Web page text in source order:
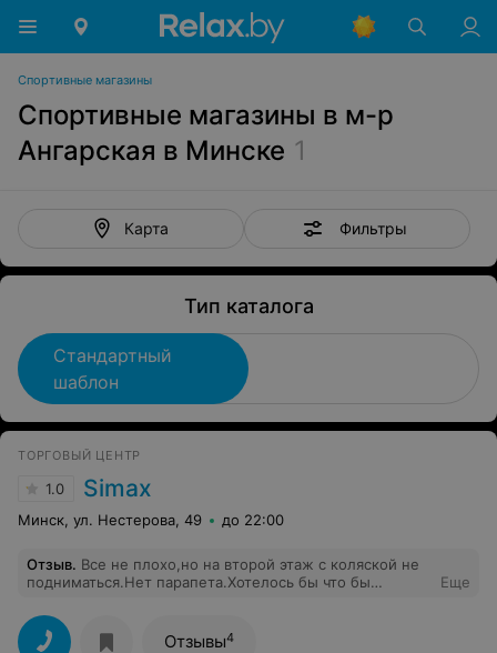
Спортивные магазины
Спортивные магазины в м-р
Ангарская в Минске 1
Карта Фильтры
Тип каталога
Стандартный
шаблон
ТОРГОВЫЙ ЦЕНТР
1.0 Simax
Минск, ул. Нестерова, 49 до 22:00
Отзыв. Все не плохо,но на второй этаж с коляской не
подниматься.Нет парапета.Хотелось бы что бы
Еще
Отзывы4